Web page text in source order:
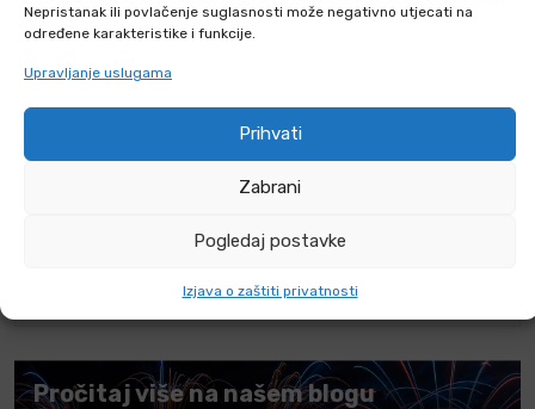
Nepristanak ili povlačenje suglasnosti može negativno utjecati na
određene karakteristike i funkcije.
Upravljanje uslugama
Prihvati
Zabrani
Pogledaj postavke
Izjava o zaštiti privatnosti
Gdje smijem koristiti pirotehniku T1
kategorije?
Kada smijem upotrebljavati pirotehniku
Tko može kupiti pirotehniku kategorije
Mogu li kupiti pirotehniku putem
webshopa?
Pročitaj više na našem blogu